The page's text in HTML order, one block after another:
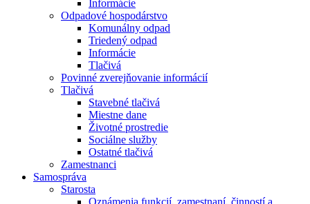
Informácie
Odpadové hospodárstvo
Komunálny odpad
Triedený odpad
Informácie
Tlačivá
Povinné zverejňovanie informácií
Tlačivá
Stavebné tlačivá
Miestne dane
Životné prostredie
Sociálne služby
Ostatné tlačivá
Zamestnanci
Samospráva
Starosta